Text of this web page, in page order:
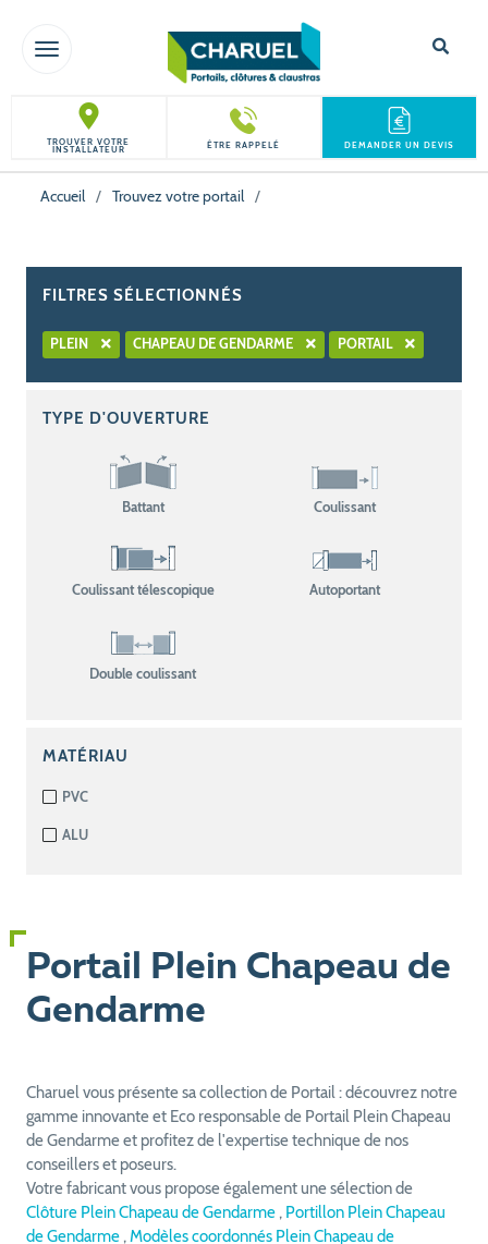
TOGGLE NAVIGATION
TROUVER VOTRE
INSTALLATEUR ÊTRE RAPPELÉ DEMANDER UN DEVIS
Accueil / Trouvez votre portail /
FILTRES SÉLECTIONNÉS
PLEIN CHAPEAU DE GENDARME PORTAIL
TYPE D'OUVERTURE
Battant Coulissant
Coulissant télescopique Autoportant
Double coulissant
MATÉRIAU
PVC
ALU
Portail Plein Chapeau de
Gendarme
Charuel vous présente sa collection de Portail : découvrez notre
gamme innovante et Eco responsable de Portail Plein Chapeau
de Gendarme et profitez de l'expertise technique de nos
conseillers et poseurs.
Votre fabricant vous propose également une sélection de
Clôture Plein Chapeau de Gendarme , Portillon Plein Chapeau
de Gendarme ,Modèles coordonnés Plein Chapeau de